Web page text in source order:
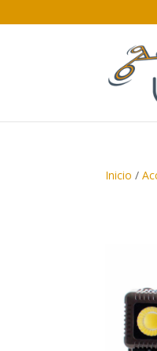
Inicio /